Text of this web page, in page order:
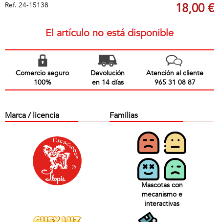
Ref. 24-15138 18,00 €
El artículo no está disponible
Comercio seguro
100%
Devolución
en 14 días
Atención al cliente
965 31 08 87
Marca / licencia Familias
Mascotas con
mecanismo e
interactivas